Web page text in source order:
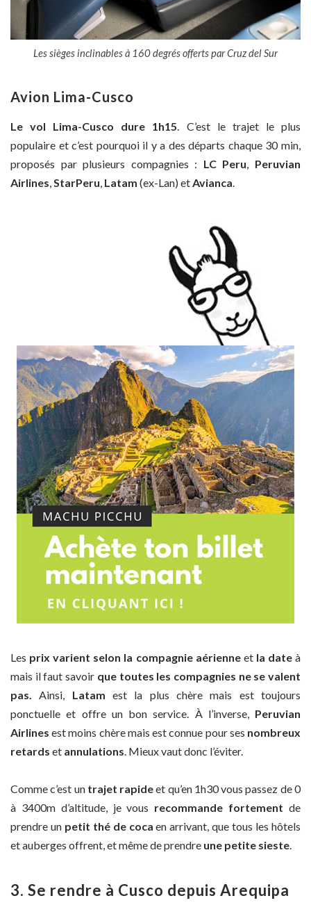
Les sièges inclinables à 160 degrés offerts par Cruz del Sur
Avion Lima-Cusco
Le vol Lima-Cusco dure 1h15 . C’est le trajet le plus
populaire et c’est pourquoi il y a des départs chaque 30 min,
proposés par plusieurs compagnies : LC Peru
Peruvian
Airlines StarPeru Latam (ex-Lan) et Avianca
Les prix varient selon la compagnie aérienne et la dateà
mais il faut savoir que toutes les compagnies ne se valent
pas.
Ainsi, Latamest la plus chère mais est toujours
ponctuelle et offre un bon service. À l’inverse, Peruvian
Airlines est moins chère mais est connue pour ses nombreux
retards et annulations . Mieux vaut donc l’éviter.
Comme c’est un trajet rapideet qu’en 1h30 vous passez de 0
à 3400m d’altitude, je vous recommande fortement de
prendre un petit thé de coca en arrivant, que tous les hôtels
et auberges offrent, et même de prendre une petite sieste.
3. Se rendre à Cusco depuis Arequipa